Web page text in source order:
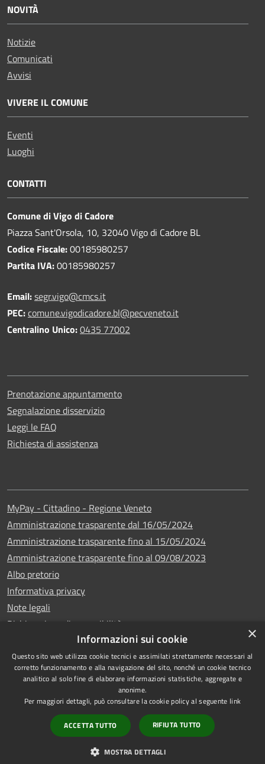
NOVITÀ
Notizie
Comunicati
Avvisi
VIVERE IL COMUNE
Eventi
Luoghi
CONTATTI
Comune di Vigo di Cadore
Piazza Sant'Orsola, 10, 32040 Vigo di Cadore BL
Codice Fiscale:00185980257
Partita IVA:00185980257
Email:segr.vigo@cmcs.it
PEC:comune.vigodicadore.bl@pecveneto.it
Centralino Unico:0435 77002
Prenotazione appuntamento
Segnalazione disservizio
Leggi le FAQ
Richiesta di assistenza
MyPay - Cittadino - Regione Veneto
Amministrazione trasparente dal 16/05/2024
Amministrazione trasparente fino al 15/05/2024
Amministrazione trasparente fino al 09/08/2023
Albo pretorio
Informativa privacy
Note legali
Dichiarazione di accessibilità
RSS
Accessibilità
Copyright © 2024
•Comune di Vigo di
Cadore• Powered
by Municipium •
×
Informazioni sui cookie
Questo sito web utilizza cookie tecnici e assimilati strettamente necessari al
corretto funzionamento e alla navigazione del sito, nonché un cookie tecnico
analitico al solo fine di elaborare informazioni statistiche, aggregate e
anonime.
Per maggiori dettagli, può consultare la cookie policy al seguente link
ACCETTA TUTTO RIFIUTA TUTTO
MOSTRA DETTAGLI